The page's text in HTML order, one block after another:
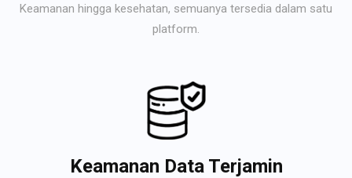
Keamanan hingga kesehatan, semuanya tersedia dalam satu
platform.
Keamanan Data Terjamin